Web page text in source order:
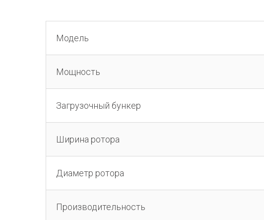
Модель
Мощность
Загрузочный бункер
Ширина ротора
Диаметр ротора
Производительность